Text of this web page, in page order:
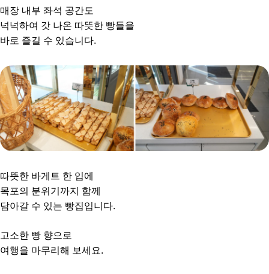
매장 내부 좌석 공간도
넉넉하여 갓 나온 따뜻한 빵들을
바로 즐길 수 있습니다.
따뜻한 바게트 한 입에
목포의 분위기까지 함께
담아갈 수 있는 빵집입니다.
고소한 빵 향으로
여행을 마무리해 보세요.